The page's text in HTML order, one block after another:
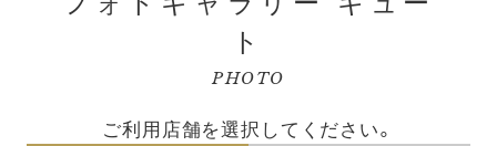
ト
PHOTO
ご利用店舗を選択してください。